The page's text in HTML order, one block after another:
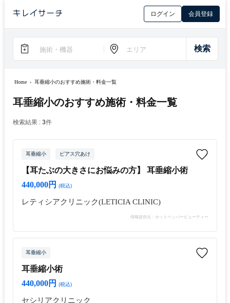
ログイン 会員登録
Home › 耳垂縮小のおすすめ施術・料金一覧
耳垂縮小のおすすめ施術・料金一覧
検索結果 : 3件
耳垂縮小 ピアス穴あけ
【耳たぶの大きさにお悩みの方】 耳垂縮小術
440,000円
(税込)
レティシアクリニック(LETICIA CLINIC)
情報提供元：ホットペッパービューティー
耳垂縮小
耳垂縮小術
440,000円
(税込)
セシリアクリニック